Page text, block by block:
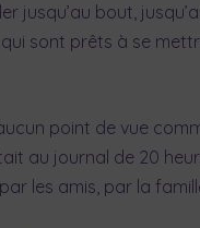
bout,
sont prêts à se
point de vue
au journal de 20
les amis, par la